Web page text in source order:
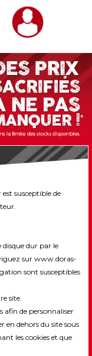
susceptible de
disque dur par le
sur www.doras-
sont susceptibles
site.
afin de personnaliser
en dehors du site sous
les cookies et que